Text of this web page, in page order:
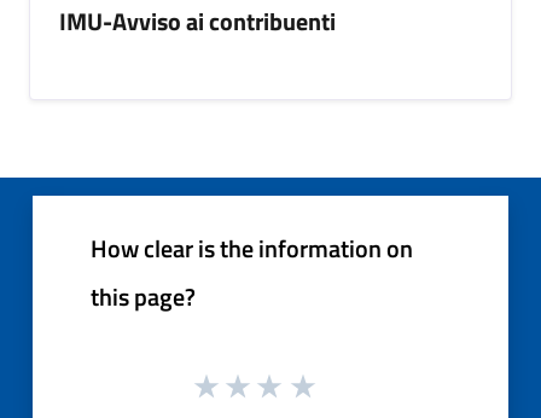
IMU-Avviso ai contribuenti
How clear is the information on
this page?